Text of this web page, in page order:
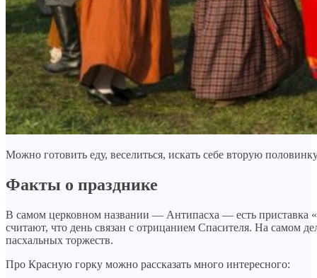
Можно готовить еду, веселиться, искать себе вторую
Факты о празднике
В самом церковном названии — Антипасха — есть приставка
считают, что день связан с отрицанием Спасителя. На самом
пасхальных торжеств.
Про Красную горку можно рассказать много интересного: